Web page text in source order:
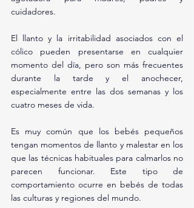
cuidadores.
El llanto y la irritabilidad asociados con el
cólico pueden presentarse en cualquier
momento del día, pero son más frecuentes
durante la tarde y el anochecer,
especialmente entre las dos semanas y los
cuatro meses de vida.
Es muy común que los bebés pequeños
tengan momentos de llanto y malestar en los
que las técnicas habituales para calmarlos no
parecen funcionar. Este tipo de
comportamiento ocurre en bebés de todas
las culturas y regiones del mundo.